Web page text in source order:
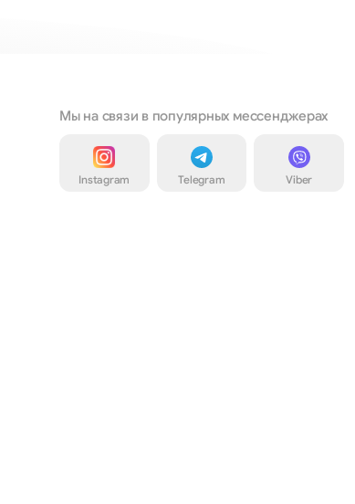
Мы на связи в популярных мессенджерах
Instagram Telegram Viber